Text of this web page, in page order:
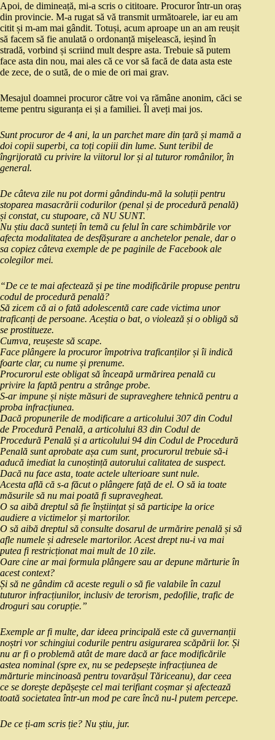
Apoi, de dimineață, mi-a scris o cititoare. Procuror într-un oraș
din provincie. M-a rugat să vă transmit următoarele, iar eu am
citit și m-am mai gândit. Totuși, acum aproape un an am reușit
să facem să fie anulată o ordonanță mișelească, ieșind în
stradă, vorbind și scriind mult despre asta. Trebuie să putem
face asta din nou, mai ales că ce vor să facă de data asta este
de zece, de o sută, de o mie de ori mai grav.
Mesajul doamnei procuror către voi va rămâne anonim, căci se
teme pentru siguranța ei și a familiei. Îl aveți mai jos.
Sunt procuror de 4 ani, la un parchet mare din țară și mamă a
doi copii superbi, ca toți copiii din lume. Sunt teribil de
îngrijorată cu privire la viitorul lor și al tuturor românilor, în
general.
De câteva zile nu pot dormi gândindu-mă la soluții pentru
stoparea masacrării codurilor (penal și de procedură penală)
și constat, cu stupoare, că NU SUNT.
Nu știu dacă sunteți în temă cu felul în care schimbările vor
afecta modalitatea de desfășurare a anchetelor penale, dar o
sa copiez câteva exemple de pe paginile de Facebook ale
colegilor mei.
“De ce te mai afectează și pe tine modificările propuse pentru
codul de procedură penală?
Să zicem că ai o fată adolescentă care cade victima unor
traficanți de persoane. Aceștia o bat, o violează și o obligă să
se prostitueze.
Cumva, reușeste să scape.
Face plângere la procuror împotriva traficanților și îi indică
foarte clar, cu nume și prenume.
Procurorul este obligat să înceapă urmărirea penală cu
privire la faptă pentru a strânge probe.
S-ar impune și niște măsuri de supraveghere tehnică pentru a
proba infracțiunea.
Dacă propunerile de modificare a articolului 307 din Codul
de Procedură Penală, a articolului 83 din Codul de
Procedură Penală și a articolului 94 din Codul de Procedură
Penală sunt aprobate așa cum sunt, procurorul trebuie să-i
aducă imediat la cunoștință autorului calitatea de suspect.
Dacă nu face asta, toate actele ulterioare sunt nule.
Acesta află că s-a făcut o plângere față de el. O să ia toate
măsurile să nu mai poată fi supravegheat.
O sa aibă dreptul să fie înștiințat și să participe la orice
audiere a victimelor și martorilor.
O să aibă dreptul să consulte dosarul de urmărire penală și să
afle numele și adresele martorilor. Acest drept nu-i va mai
putea fi restricționat mai mult de 10 zile.
Oare cine ar mai formula plângere sau ar depune mărturie în
acest context?
Și să ne gândim că aceste reguli o să fie valabile în cazul
tuturor infracțiunilor, inclusiv de terorism, pedofilie, trafic de
droguri sau corupție.”
Exemple ar fi multe, dar ideea principală este că guvernanții
noștri vor schingiui codurile pentru asigurarea scăpării lor. Și
nu ar fi o problemă atât de mare dacă ar face modificările
astea nominal (spre ex, nu se pedepsește infracțiunea de
mărturie mincinoasă pentru tovarășul Tăriceanu), dar ceea
ce se dorește depășește cel mai terifiant coșmar și afectează
toată societatea într-un mod pe care încă nu-l putem percepe.
De ce ți-am scris ție? Nu știu, jur.